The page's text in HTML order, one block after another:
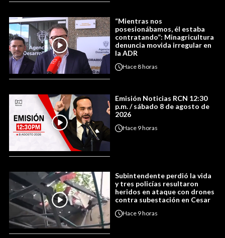
“Mientras nos
posesionábamos, él estaba
contratando”: Minagricultura
denuncia movida irregular en
la ADR
Hace8 horas
Emisión Noticias RCN 12:30
p.m. / sábado 8 de agosto de
2026
Hace 9 horas
Subintendente perdió la vida
y tres policías resultaron
heridos en ataque con drones
contra subestación en Cesar
Hace 9 horas